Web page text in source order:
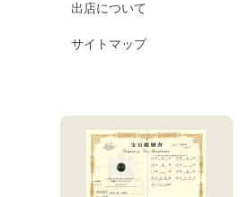
出店について
サイトマップ